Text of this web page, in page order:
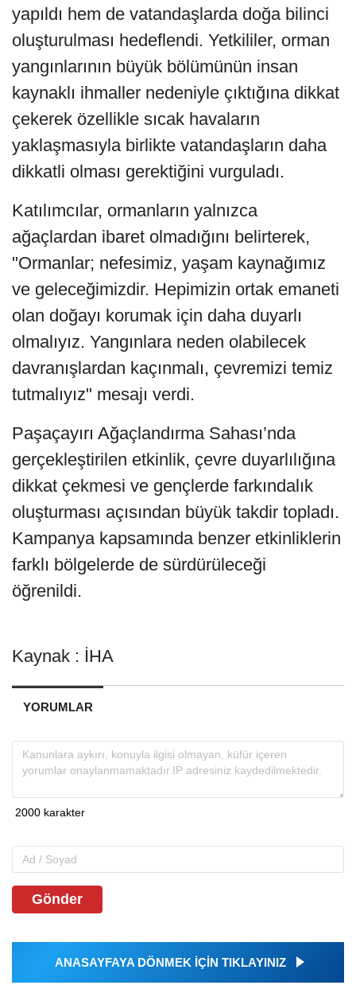
yapıldı hem de vatandaşlarda doğa bilinci
oluşturulması hedeflendi. Yetkililer, orman
yangınlarının büyük bölümünün insan
kaynaklı ihmaller nedeniyle çıktığına dikkat
çekerek özellikle sıcak havaların
yaklaşmasıyla birlikte vatandaşların daha
dikkatli olması gerektiğini vurguladı.
Katılımcılar, ormanların yalnızca
ağaçlardan ibaret olmadığını belirterek,
"Ormanlar; nefesimiz, yaşam kaynağımız
ve geleceğimizdir. Hepimizin ortak emaneti
olan doğayı korumak için daha duyarlı
olmalıyız. Yangınlara neden olabilecek
davranışlardan kaçınmalı, çevremizi temiz
tutmalıyız" mesajı verdi.
Paşaçayırı Ağaçlandırma Sahası’nda
gerçekleştirilen etkinlik, çevre duyarlılığına
dikkat çekmesi ve gençlerde farkındalık
oluşturması açısından büyük takdir topladı.
Kampanya kapsamında benzer etkinliklerin
farklı bölgelerde de sürdürüleceği
öğrenildi.
Kaynak : İHA
YORUMLAR
Gönder
ANASAYFAYA DÖNMEK İÇİN TIKLAYINIZ